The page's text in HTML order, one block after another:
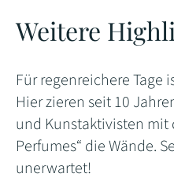
Weitere
Für regenreichere Tage
Hier zieren seit 10
und Kunstaktivisten mit
Perfumes“ die Wände.
unerwartet!